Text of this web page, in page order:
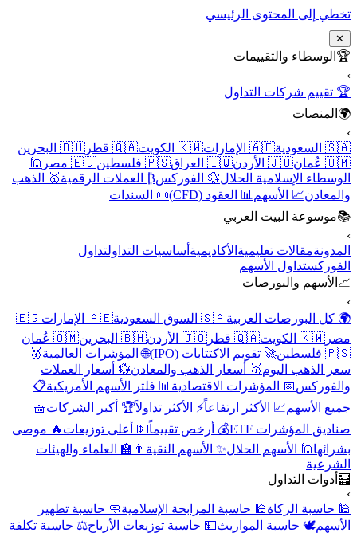
تخطي إلى المحتوى الرئيسي
✕
🏆 الوسطاء والتقييمات
›
🏆 تقييم شركات التداول
🌍 المنصات
›
🇸🇦 السعودية
🇦🇪 الإمارات 🇰🇼 الكويت 🇶🇦 قطر
🇧🇭 البحرين
🇴🇲 عُمان
🇯🇴 الأردن 🇮🇶 العراق 🇵🇸 فلسطين 🇪🇬 مصر
🕌
الوسطاء الإسلامية الحلال💱 الفوركس₿ العملات الرقمية🥇 الذهب
والمعادن📈 الأسهم 📊 العقود (CFD)
📜 السندات
📚موسوعة البيت العربي
›
المدونةمقالات تعليمية الأكاديمية أساسيات التداولتداول
الفوركستداول الأسهم
📈 الأسهم والبورصات
›
🌍 كل البورصات العربية🇸🇦 السوق السعودية 🇦🇪 الإمارات
🇪🇬
مصر 🇰🇼 الكويت 🇶🇦 قطر 🇯🇴 الأردن 🇧🇭 البحرين
🇴🇲 عُمان
🇵🇸 فلسطين
🚀 تقويم الاكتتابات (IPO) 🌐 المؤشرات العالمية🥇
سعر الذهب اليوم🥇 أسعار الذهب والمعادن💱 أسعار العملات
والفوركس📅 المؤشرات الاقتصادية 📊 فلتر الأسهم الأمريكية📋
جميع الأسهم📈 الأكثر ارتفاعاً⚡ الأكثر تداولاً🏆 أكبر الشركات🧺
صناديق المؤشرات ETF
💰 أرخص تقييماً💵 أعلى توزيعات 🔥 موصى
بشرائها🕌 الأسهم الحلال✨ الأسهم النقية 👨‍🏫 العلماء والهيئات
الشرعية
🧮 أدوات التداول
›
🕌 حاسبة الزكاة🕌 حاسبة المرابحة الإسلامية🧼 حاسبة تطهير
الأسهم🕊️ حاسبة المواريث💵 حاسبة توزيعات الأرباح⚖️ حاسبة تكلفة